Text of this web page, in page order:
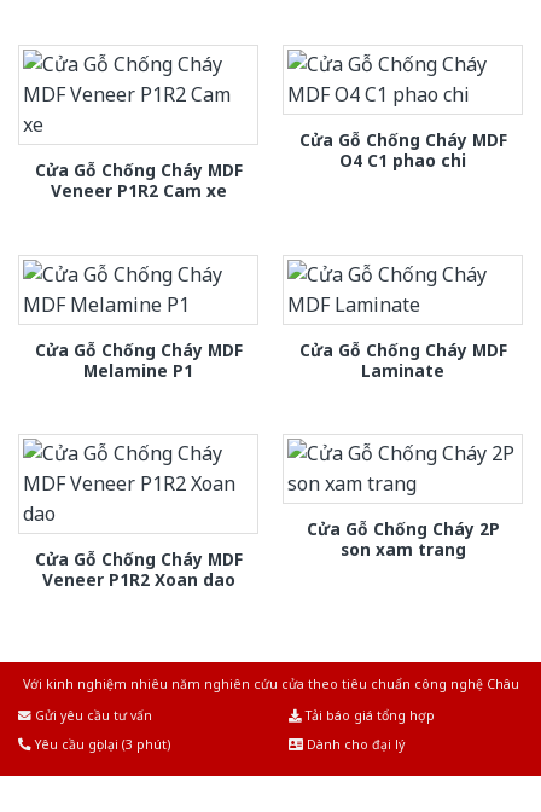
Cửa Gỗ Chống Cháy MDF
Veneer P1R2 Cam xe
Cửa Gỗ Chống Cháy MDF
O4 C1 phao chi
Cửa Gỗ Chống Cháy MDF
Melamine P1
Cửa Gỗ Chống Cháy MDF
Laminate
Cửa Gỗ Chống Cháy MDF
Veneer P1R2 Xoan dao
Cửa Gỗ Chống Cháy 2P
son xam trang
Với kinh nghiệm nhiêu năm nghiên cứu cửa theo tiêu chuẩn công nghệ Châu
Gửi yêu cầu tư vấn
Tải báo giá tổng hợp
Yêu cầu gọi lại (3 phút)
Dành cho đại lý